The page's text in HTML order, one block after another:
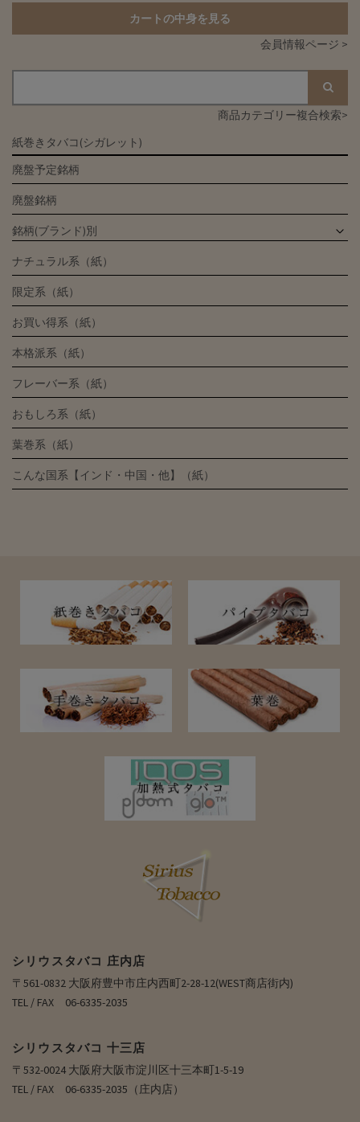
カートの中身を見る
会員情報ページ >
商品カテゴリー複合検索>
紙巻きタバコ(シガレット)
廃盤予定銘柄
廃盤銘柄
銘柄(ブランド)別
ナチュラル系（紙）
限定系（紙）
お買い得系（紙）
本格派系（紙）
フレーバー系（紙）
おもしろ系（紙）
葉巻系（紙）
こんな国系【インド・中国・他】（紙）
シリウスタバコ 庄内店
〒561-0832 大阪府豊中市庄内西町2-28-12(WEST商店街内)
TEL / FAX 06-6335-2035
シリウスタバコ 十三店
〒532-0024 大阪府大阪市淀川区十三本町1-5-19
TEL / FAX 06-6335-2035（庄内店）